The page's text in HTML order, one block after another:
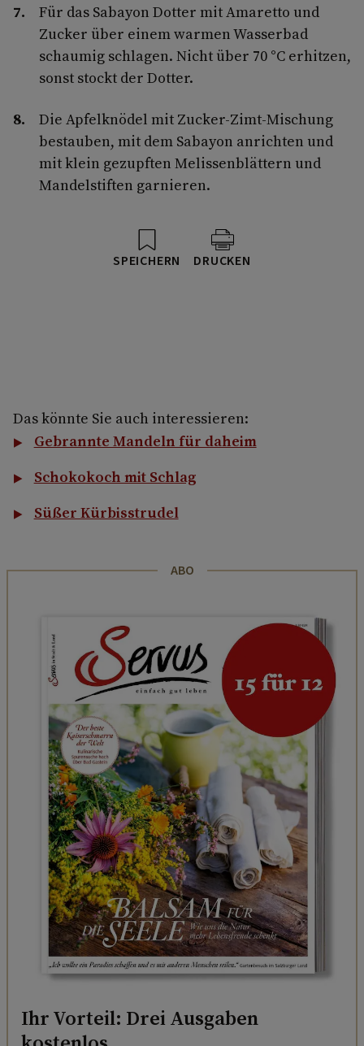
Für das Sabayon Dotter mit Amaretto und
Zucker über einem warmen Wasserbad
schaumig schlagen. Nicht über 70 °C erhitzen,
sonst stockt der Dotter.
Die Apfelknödel mit Zucker-Zimt-Mischung
bestauben, mit dem Sabayon anrichten und
mit klein gezupften Melissenblättern und
Mandelstiften garnieren.
SPEICHERN DRUCKEN
Das könnte Sie auch interessieren:
Gebrannte Mandeln für daheim
Schokokoch mit Schlag
Süßer Kürbisstrudel
ABO
Ihr Vorteil: Drei Ausgaben